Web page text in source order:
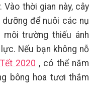
Vào thời gian này, cây
để nuôi các nụ
trường thiếu ánh
Nếu bạn không nỗ
2020 , có thể năm
bông hoa tươi thắm